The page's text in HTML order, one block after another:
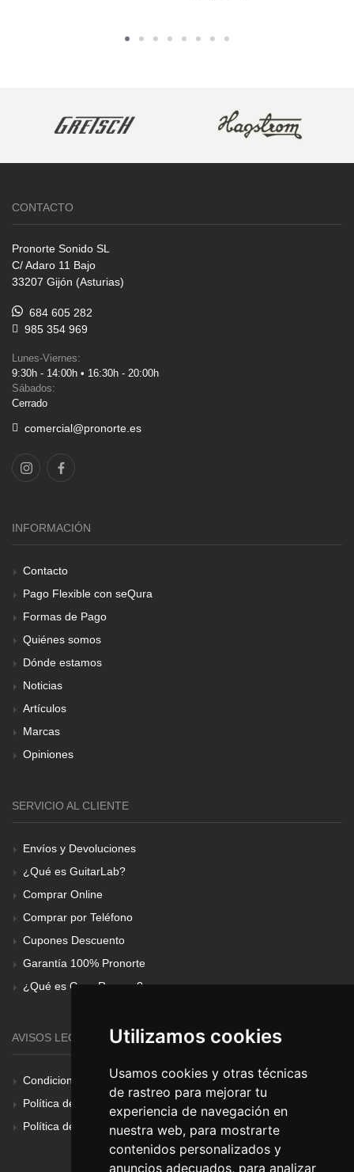
Utilizamos cookies
Usamos cookies y otras técnicas
de rastreo para mejorar tu
experiencia de navegación en
nuestra web, para mostrarte
contenidos personalizados y
anuncios adecuados, para analizar
CONTACTO
Pronorte Sonido SL
C/ Adaro 11 Bajo
33207 Gijón (Asturias)
684 605 282
985 354 969
Lunes-Viernes:
9:30h - 14:00h • 16:30h - 20:00h
Sábados:
Cerrado
comercial@pronorte.es
INFORMACIÓN
Contacto
Pago Flexible con seQura
Formas de Pago
Quiénes somos
Dónde estamos
Noticias
Artículos
Marcas
Opiniones
SERVICIO AL CLIENTE
Envíos y Devoluciones
¿Qué es GuitarLab?
Comprar Online
Comprar por Teléfono
Cupones Descuento
Garantía 100% Pronorte
¿Qué es Gear Renove?
AVISOS LEGALES
Condiciones Generales
Política de Cookies
Política de Privacidad